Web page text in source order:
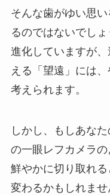
そんな歯がゆい思
るのではないでし
進化していますが
える「望遠」には
考えられます。
しかし、もしあな
の一眼レフカメラ
鮮やかに切り取れ
変わるかもしれま